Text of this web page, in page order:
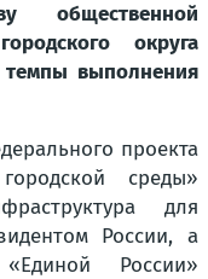
общественной
округа
темпы выполнения
проекта
среды»
для
России, а
России»